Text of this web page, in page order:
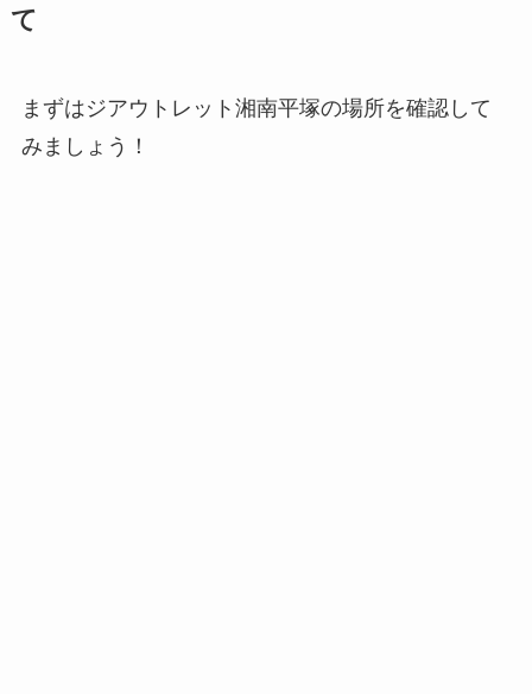
て
まずはジアウトレット湘南平塚の場所を確認して
みましょう！